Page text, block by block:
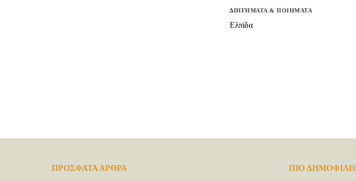
ΔΙΗΓΗΜΑΤΑ & ΠΟΙΗΜΑΤΑ
Ελπίδα
ΠΡΟΣΦΑΤΑ ΑΡΘΡΑ ΠΙΟ ΔΗΜΟΦΙΛΗ